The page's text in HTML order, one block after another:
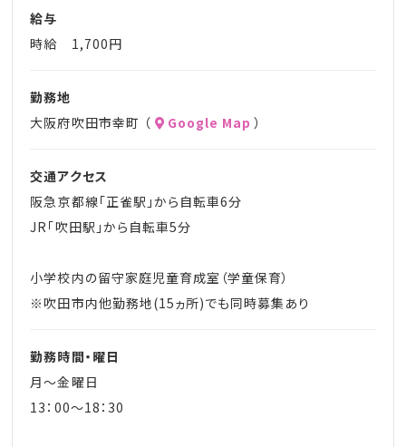
給与
時給 1,700円
勤務地
大阪府吹田市幸町 （
Google Map ）
交通アクセス
阪急京都線「正雀駅」から自転車6分
JR「吹田駅」から自転車5分
小学校内の留守家庭児童育成室（学童保育）
※吹田市内他勤務地(15ヵ所)でも同時募集あり
勤務時間・曜日
月～金曜日
13：00～18：30